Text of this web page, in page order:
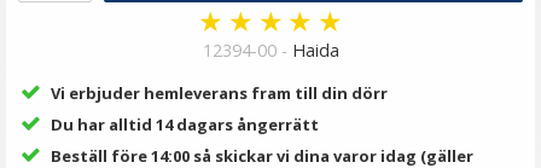
★ ★ ★ ★ ★
12394-00 - Haida
Vi erbjuder hemleverans fram till din dörr
Du har alltid 14 dagars ångerrätt
Beställ före 14:00 så skickar vi dina varor idag (gäller